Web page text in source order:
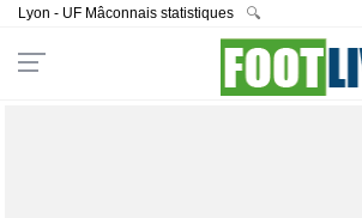
Lyon - UF Mâconnais statistiques 🔍